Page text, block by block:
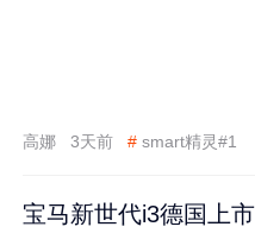
高娜 3天前 # smart精灵#1
宝马新世代i3德国上